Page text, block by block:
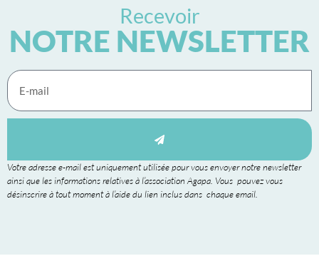
Recevoir
NOTRE NEWSLETTER
Votre adresse e-mail est uniquement utilisée pour vous envoyer notre newsletter
ainsi que les informations relatives à l’association Agapa. Vous pouvez vous
désinscrire à tout moment à l’aide du lien inclus dans chaque email.